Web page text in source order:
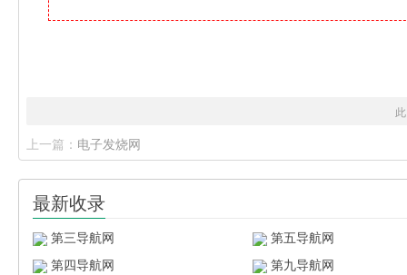
上一篇： 电子发烧网
最新收录
第三导航网
第五导航网
第四导航网
第九导航网